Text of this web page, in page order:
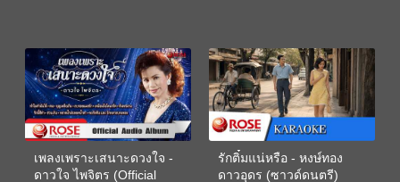
เพลงเพราะเสนาะดวงใจ -
ดาวใจ ไพจิตร (Official
รักติ๋มแน่หรือ - หงษ์ทอง
ดาวอุดร (ซาวด์ดนตรี)